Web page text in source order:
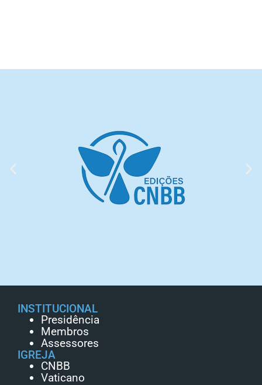
INSTITUCIONAL
Presidência
Membros
Assessores
IGREJA
CNBB
Vaticano